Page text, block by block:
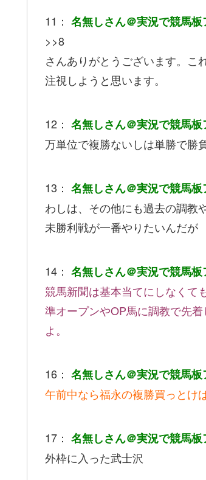
11： 名無しさん＠実況で競馬板
>>8
さんありがとうございます。こ
注視しようと思います。
12： 名無しさん＠実況で競馬板
万単位で複勝ないしは単勝で勝
13： 名無しさん＠実況で競馬板
わしは、その他にも過去の調教
未勝利戦が一番やりたいんだが
14： 名無しさん＠実況で競馬板
競馬新聞は基本当てにしなくて
準オープンやOP馬に調教で先
よ。
16： 名無しさん＠実況で競馬板
午前中なら福永の複勝買っとけ
17： 名無しさん＠実況で競馬板
外枠に入った武士沢